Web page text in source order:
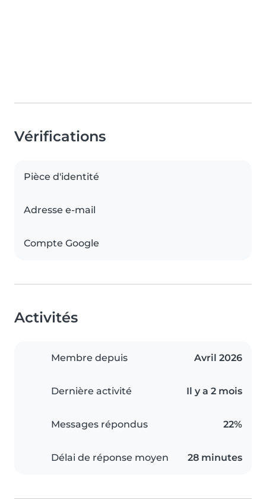
Vérifications
Pièce d'identité
Adresse e-mail
Compte Google
Activités
Membre depuis Avril 2026
Dernière activité Il y a 2 mois
Messages répondus 22%
Délai de réponse moyen 28 minutes